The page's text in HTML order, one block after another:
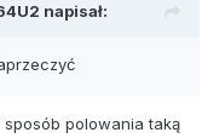
napisał:
sposób polowania taką